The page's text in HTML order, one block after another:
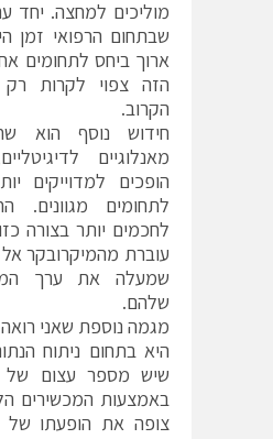
מוליכים למחצה. יחד
שבתחום הרפואי זמן
ארוך ביחס לתחומים
הזה צפוי לקרות
הקרוב.
חידוש נוסף הוא
מאנלוגיים
הופכים למדוייקים
לתחומים מגוונים.
לחכמים יותר בצורה
עוברת מהמיקרובקר
שמעלה את ערך
שלהם.
מגמה נוספת שאני
היא בתחום ניתוח
שיש מספר עצום של
באמצעות המכשירים
צופה את הופעתו של